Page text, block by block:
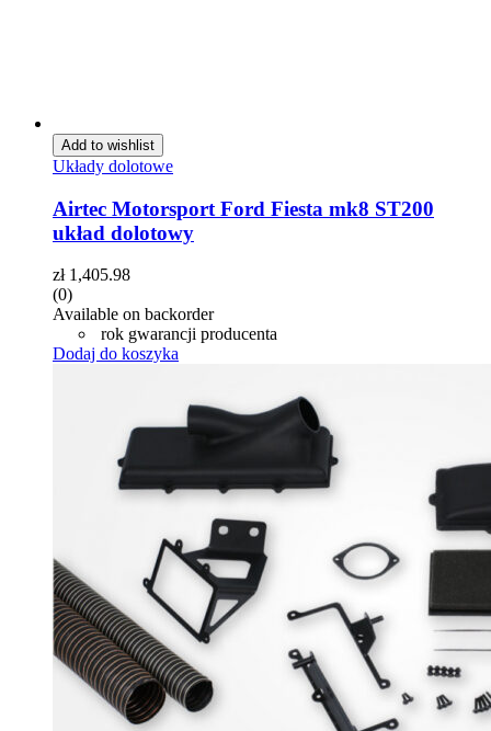
Add to wishlist
Układy dolotowe
Airtec Motorsport Ford Fiesta mk8 ST200
układ dolotowy
zł1,405.98
(0)
Available on backorder
rok gwarancji producenta
Dodaj do koszyka